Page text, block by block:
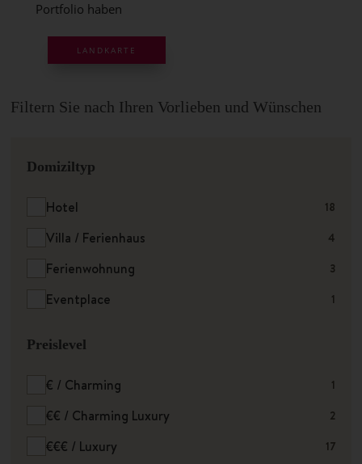
Portfolio haben
LANDKARTE
Filtern Sie nach Ihren Vorlieben und Wünschen
Domiziltyp
Hotel 18
Villa / Ferienhaus 4
Ferienwohnung 3
Eventplace 1
Preislevel
€ / Charming 1
€€ / Charming Luxury 2
€€€ / Luxury 17